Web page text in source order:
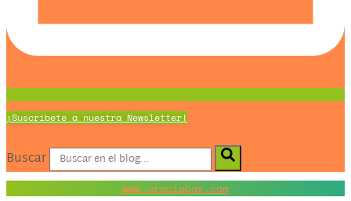
¡Suscríbete a nuestra Newsletter!
Buscar
www.urquiabas.com